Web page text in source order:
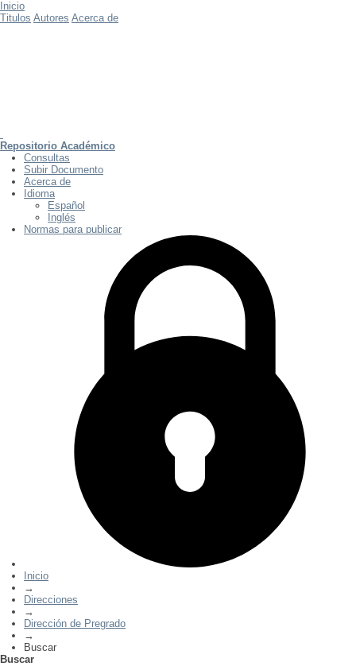
Inicio
Titulos Autores Acerca de
Repositorio Académico
Consultas
Subir Documento
Acerca de
Idioma
Español
Inglés
Normas para publicar
Inicio
→
Direcciones
→
Dirección de Pregrado
→
Buscar
Buscar